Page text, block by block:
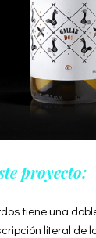
proyecto:
tiene una
literal de